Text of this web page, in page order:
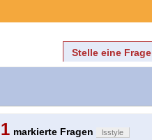
Stelle eine Frage
1 markierte Fragen lsstyle